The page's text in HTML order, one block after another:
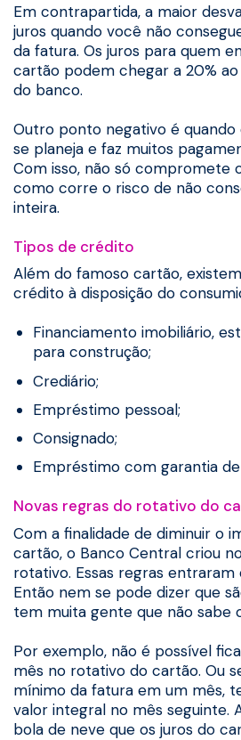
Em contrapartida, a maior
juros quando você não
da fatura. Os juros para quem
cartão podem chegar a 20%
do banco.
Outro ponto negativo é quando
se planeja e faz muitos
Com isso, não só compromete
como corre o risco de não
inteira.
Tipos de crédito
Além do famoso cartão,
crédito à disposição do
Financiamento imobiliário,
para construção;
Crediário;
Empréstimo pessoal;
Consignado;
Empréstimo com garantia
Novas regras do rotativo do
Com a finalidade de diminuir o
cartão, o Banco Central criou
rotativo. Essas regras entraram
Então nem se pode dizer que
tem muita gente que não sabe
Por exemplo, não é possível
mês no rotativo do cartão. Ou
mínimo da fatura em um mês,
valor integral no mês seguinte.
bola de neve que os juros do